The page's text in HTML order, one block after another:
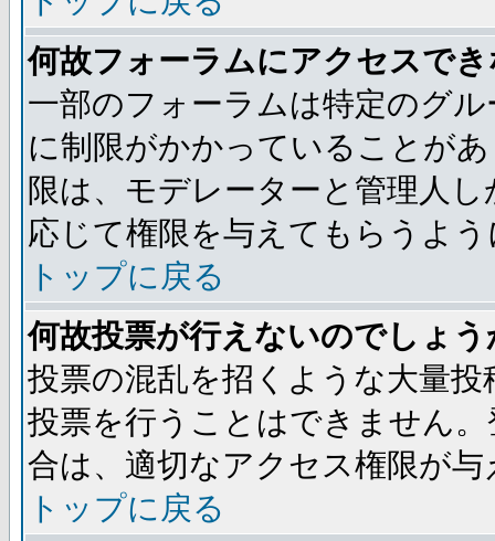
何故フォーラムにアクセスで
一部のフォーラムは特定のグ
に制限がかかっていることが
限は、モデレーターと管理人
応じて権限を与えてもらうよ
トップに戻る
何故投票が行えないのでしょう
投票の混乱を招くような大量
投票を行うことはできません
合は、適切なアクセス権限が
トップに戻る